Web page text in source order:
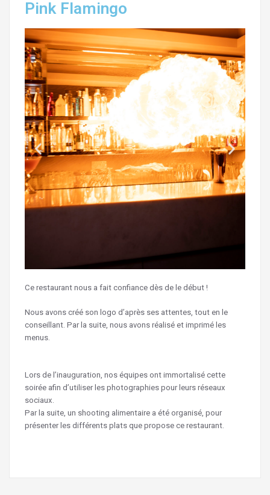
Pink Flamingo
Ce restaurant nous a fait confiance dès de le début !
Nous avons créé son logo d’après ses attentes, tout en le
conseillant. Par la suite, nous avons réalisé et imprimé les
menus.
Lors de l’inauguration, nos équipes ont immortalisé cette
soirée afin d’utiliser les photographies pour leurs réseaux
sociaux.
Par la suite, un shooting alimentaire a été organisé, pour
présenter les différents plats que propose ce restaurant.